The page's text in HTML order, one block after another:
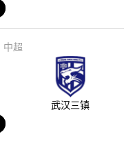
中超
武汉三镇